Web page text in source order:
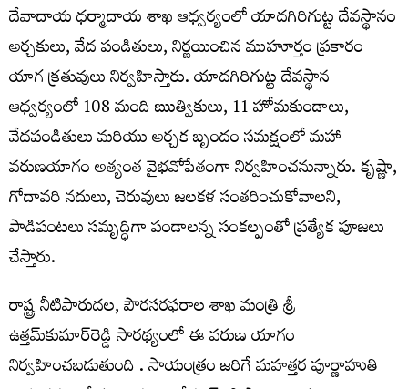
దేవాదాయ ధర్మాదాయ శాఖ ఆధ్వర్యంలో యాదగిరిగుట్ట దేవస్థానం
అర్చకులు, వేద పండితులు, నిర్ణయించిన ముహూర్తం ప్రకారం
యాగ క్రతువులు నిర్వహిస్తారు. యాదగిరిగుట్ట దేవస్థాన
ఆధ్వర్యంలో 108 మంది ఋత్వికులు, 11 హోమకుండాలు,
వేదపండితులు మరియు అర్చక బృందం సమక్షంలో మహా
వరుణయాగం అత్యంత వైభవోపేతంగా నిర్వహించనున్నారు. కృష్ణా,
గోదావరి నదులు, చెరువులు జలకళ సంతరించుకోవాలని,
పాడిపంటలు సమృద్ధిగా పండాలన్న సంకల్పంతో ప్రత్యేక పూజలు
చేస్తారు.
రాష్ట్ర నీటిపారుదల, పౌరసరఫరాల శాఖ మంత్రి శ్రీ
ఉత్తమ్‌కుమార్‌రెడ్డి సారథ్యంలో ఈ వరుణ యాగం
నిర్వహించబడుతుంది . సాయంత్రం జరిగే మహత్తర పూర్ణాహుతి